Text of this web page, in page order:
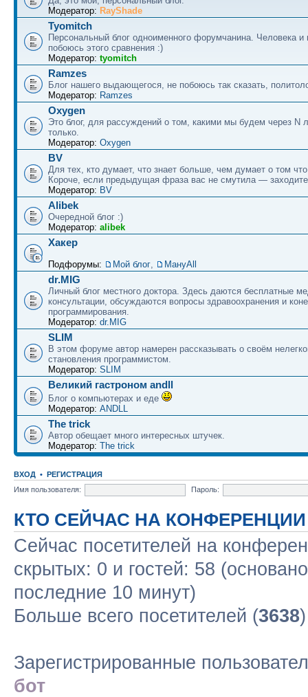
Модератор: RayShade
Tyomitch
Персональный блог одноименного форумчанина. Человека и
побоюсь этого сравнения :)
Модератор: tyomitch
Ramzes
Блог нашего выдающегося, не побоюсь так сказать,
Модератор: Ramzes
Oxygen
Это блог, для рассуждений о том, какими мы будем через N
только.
Модератор: Oxygen
BV
Для тех, кто думает, что знает больше, чем думает о том что
Короче, если предыдущая фраза вас не смутила —
Модератор: BV
Alibek
Очередной блог :)
Модератор: alibek
Хакер
Подфорумы: Мой блог, МануAll
dr.MIG
Личный блог местного доктора. Здесь даются бесплатные
консультации, обсуждаются вопросы здравоохранения и
программирования.
Модератор: dr.MIG
SLIM
В этом форуме автор намерен рассказывать о своём
становления программистом.
Модератор: SLIM
Великий гастроном andll
Блог о компьютерах и еде
Модератор: ANDLL
The trick
Автор обещает много интересных штучек.
Модератор: The trick
ВХОД • РЕГИСТРАЦИЯ
Имя пользователя:
Пароль:
КТО СЕЙЧАС НА КОНФЕРЕНЦИИ
Сейчас посетителей на
скрытых: 0 и гостей: 58
последние 10 минут)
Больше всего посетителей (3638
Зарегистрированные
бот